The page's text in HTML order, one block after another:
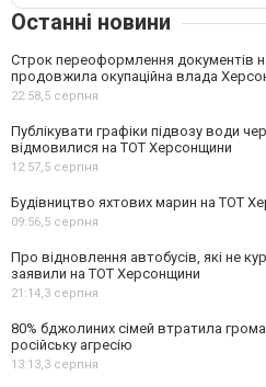
Останні новини
Строк переоформлення документів
продовжила окупаційна влада
22:58,5 серпня
Публікувати графіки підвозу води
відмовилися на ТОТ Херсонщини
12:57,5 серпня
Будівництво яхтових марин на ТОТ
09:56,5 серпня
Про відновлення автобусів, які не
заявили на ТОТ Херсонщини
21:14,3 серпня
80% бджолиних сімей втратила
російську агресію
13:13,3 серпня